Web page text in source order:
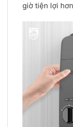
giờ tiện lợi